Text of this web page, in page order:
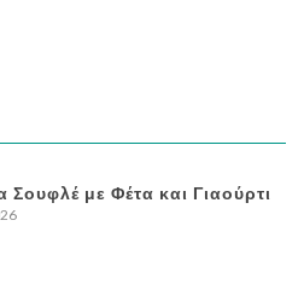
με Φέτα και Γιαούρτι